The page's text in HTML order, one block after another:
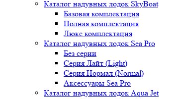
Каталог надувных лодок SkyBoat
Базовая комплектация
Полная комплектация
Люкс комплектация
Каталог надувных лодок Sea Pro
Без серии
Серия Лайт (Light)
Серия Нормал (Normal)
Аксессуары Sea Pro
Каталог надувных лодок Aqua Jet